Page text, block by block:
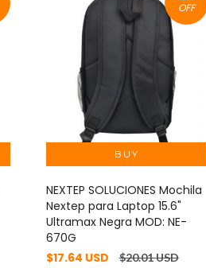
OFF
NEXTEP SOLUCIONES Mochila
Nextep para Laptop 15.6"
Ultramax Negra MOD: NE-
670G
$17.64 USD
$20.01 USD